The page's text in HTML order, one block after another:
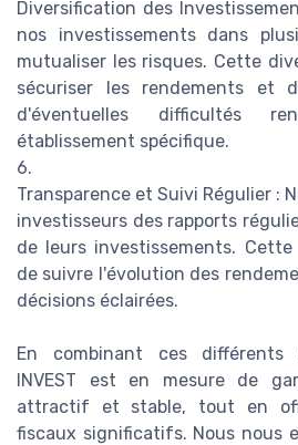
Diversification des
nos investissements dans
mutualiser les risques. Cette
sécuriser les rendements et
d'éventuelles difficultés
établissement spécifique.
6.
Transparence et Suivi Régulier :
investisseurs des rapports
de leurs investissements.
de suivre l'évolution des
décisions éclairées.
En combinant ces différents
INVEST est en mesure de
attractif et stable, tout en
fiscaux significatifs. Nous nous